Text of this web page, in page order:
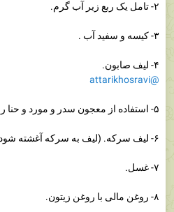
۲- تامل یک ربع زیر آب گرم.
۳- کیسه و سفید آب .
۴- لیف صابون.
@attarikhosravi
۵- استفاده از معجون سدر و مورد و حنا روی بدن.
۶- لیف سرکه. (لیف به سرکه آغشته شود)
۷- غسل.
۸- روغن مالی با روغن زیتون.